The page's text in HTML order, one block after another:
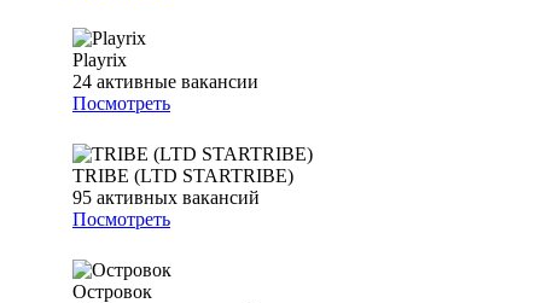
Playrix
24 активные вакансии
Посмотреть
TRIBE (LTD STARTRIBE)
95 активных вакансий
Посмотреть
Островок